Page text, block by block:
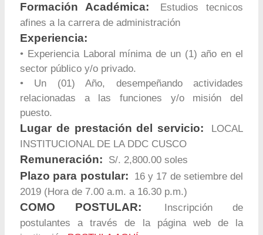
Formación Académica:
Estudios tecnicos
afines a la carrera de administración
Experiencia:
• Experiencia Laboral mínima de un (1) año en el
sector público y/o privado.
• Un (01) Año, desempeñando actividades
relacionadas a las funciones y/o misión del
puesto.
Lugar de prestación del servicio:
LOCAL
INSTITUCIONAL DE LA DDC CUSCO
Remuneración: S/. 2,800.00 soles
Plazo para postular:
16 y 17 de setiembre del
2019 (Hora de 7.00 a.m. a 16.30 p.m.)
COMO POSTULAR:
Inscripción de
postulantes a través de la página web de la